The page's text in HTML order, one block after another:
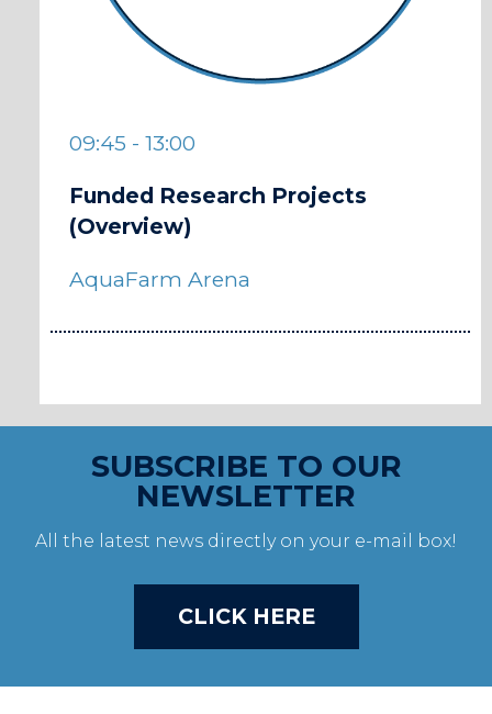
09:45 - 13:00
Funded Research Projects
(Overview)
AquaFarm Arena
SUBSCRIBE TO OUR
NEWSLETTER
All the latest news directly on your e-mail box!
CLICK HERE